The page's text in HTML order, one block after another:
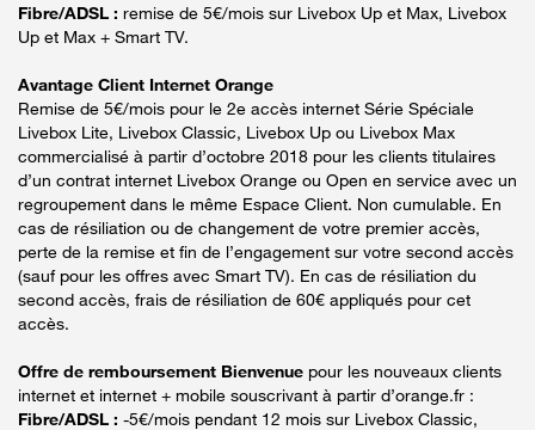
Fibre/ADSL : remise de 5€/mois sur Livebox Up et Max, Livebox
Up et Max + Smart TV.
Avantage Client Internet Orange
Remise de 5€/mois pour le 2e accès internet Série Spéciale
Livebox Lite, Livebox Classic, Livebox Up ou Livebox Max
commercialisé à partir d’octobre 2018 pour les clients titulaires
d’un contrat internet Livebox Orange ou Open en service avec un
regroupement dans le même Espace Client. Non cumulable. En
cas de résiliation ou de changement de votre premier accès,
perte de la remise et fin de l’engagement sur votre second accès
(sauf pour les offres avec Smart TV). En cas de résiliation du
second accès, frais de résiliation de 60€ appliqués pour cet
accès.
Offre de remboursement Bienvenue pour les nouveaux clients
internet et internet + mobile souscrivant à partir d’orange.fr :
Fibre/ADSL : -5€/mois pendant 12 mois sur Livebox Classic,